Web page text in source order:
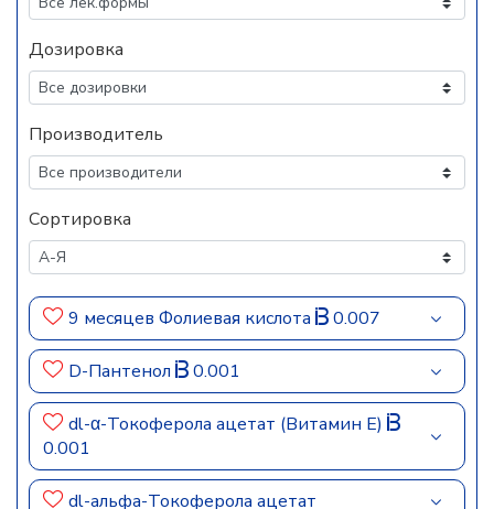
Дозировка
Производитель
Сортировка
9 месяцев Фолиевая кислота 0.007
D-Пантенол 0.001
dl-α-Токоферола ацетат (Витамин Е)
0.001
dl-альфа-Токоферола ацетат